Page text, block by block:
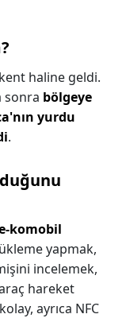
haline geldi.
sonra bölgeye
yurdu
.
komobil
yapmak,
incelemek,
hareket
ayrıca NFC